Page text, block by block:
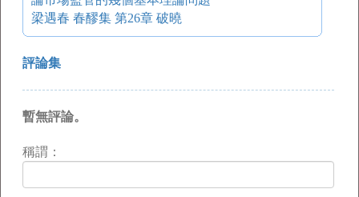
梁遇春 春醪集 第26章 破曉
評論集
暫無評論。
稱謂：